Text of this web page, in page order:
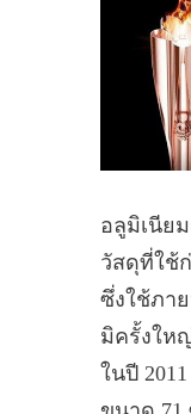
อลูมิเนีย
วัสดุที่ใช้
ซึ่งใช้ภา
มิครั้งให
ในปี